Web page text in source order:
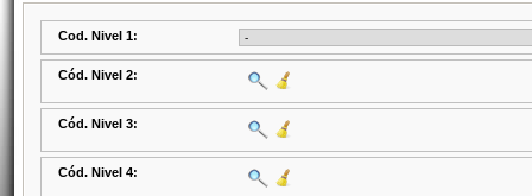
Cod. Nivel 1:
Cód. Nivel 2:
Cód. Nivel 3:
Cód. Nivel 4: